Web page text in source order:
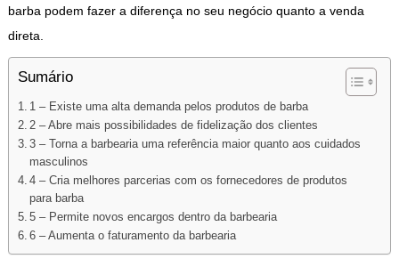
barba podem fazer a diferença no seu negócio quanto a venda
direta.
Sumário
1 – Existe uma alta demanda pelos produtos de barba
2 – Abre mais possibilidades de fidelização dos clientes
3 – Torna a barbearia uma referência maior quanto aos cuidados
masculinos
4 – Cria melhores parcerias com os fornecedores de produtos
para barba
5 – Permite novos encargos dentro da barbearia
6 – Aumenta o faturamento da barbearia